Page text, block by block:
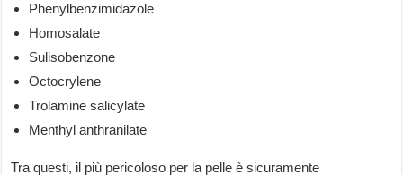
Phenylbenzimidazole
Homosalate
Sulisobenzone
Octocrylene
Trolamine salicylate
Menthyl anthranilate
Tra questi, il più pericoloso per la pelle è sicuramente